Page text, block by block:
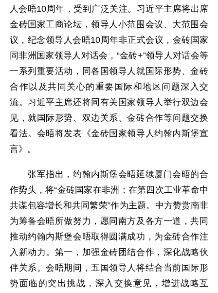
人会晤10周年，受到广泛关注。习近平主席将出席
金砖国家工商论坛，领导人小范围会议、大范围会
议，纪念领导人会晤10周年非正式会议，金砖国家
同非洲国家领导人对话会，“金砖+”领导人对话会等
一系列重要活动，同各国领导人就国际形势、金砖
合作以及共同关心的重要国际和地区问题深入交
流。习近平主席还将同有关国家领导人举行双边会
见，就国际形势、双边关系、金砖合作等问题交换
看法。会晤将发表《金砖国家领导人约翰内斯堡宣
言》。
张军指出，约翰内斯堡会晤延续厦门会晤的合
作势头，将“金砖国家在非洲：在第四次工业革命中
共谋包容增长和共同繁荣”作为主题。中方赞赏南非
为筹备会晤所做努力，愿同南方及各方一道，共同
推动约翰内斯堡会晤取得圆满成功，为金砖合作注
入新动力。第一，加强金砖团结合作，深化战略伙
伴关系。会晤期间，五国领导人将结合当前国际形
势面临的突出挑战，深入交换意见，增进战略互